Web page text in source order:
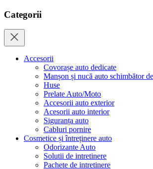
Categorii
Accesorii
Covorașe auto dedicate
Manșon și nucă auto schimbător
Huse
Prelate Auto/Moto
Accesorii auto exterior
Acesorii auto interior
Siguranța auto
Cabluri pornire
Cosmetice și întreținere auto
Odorizante Auto
Solutii de intretinere
Pachete de intretinere